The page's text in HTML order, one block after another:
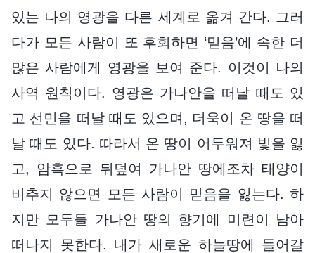
있는 나의 영광을 다른 세계로 옮겨 간다. 그러
다가 모든 사람이 또 후회하면 ‘믿음’에 속한 더
많은 사람에게 영광을 보여 준다. 이것이 나의
사역 원칙이다. 영광은 가나안을 떠날 때도 있
고 선민을 떠날 때도 있으며, 더욱이 온 땅을 떠
날 때도 있다. 따라서 온 땅이 어두워져 빛을 잃
고, 암흑으로 뒤덮여 가나안 땅에조차 태양이
비추지 않으면 모든 사람이 믿음을 잃는다. 하
지만 모두들 가나안 땅의 향기에 미련이 남아
떠나지 못한다. 내가 새로운 하늘땅에 들어갈